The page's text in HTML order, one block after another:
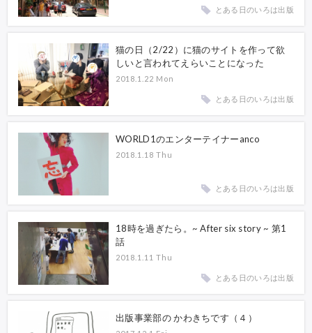
とある日のいろは出版
猫の日（2/22）に猫のサイトを作って欲
しいと言われてえらいことになった
2018.1.22 Mon
とある日のいろは出版
WORLD1のエンターテイナーanco
2018.1.18 Thu
とある日のいろは出版
18時を過ぎたら。~ After six story ~ 第1
話
2018.1.11 Thu
とある日のいろは出版
出版事業部の かわきちです（４）